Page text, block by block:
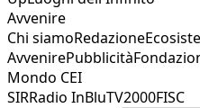
Avvenire
Chi siamoRedazione
AvvenirePubblicità
Mondo CEI
SIRRadio InBluTV2000FISC